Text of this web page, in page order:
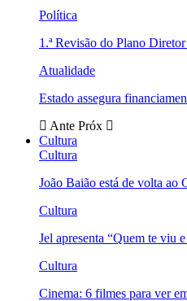
Política
1.ª Revisão do Plano
Atualidade
Estado assegura
Ante Próx
Cultura
Cultura
João Baião está de volta ao
Cultura
Jel apresenta “Quem te viu
Cultura
Cinema: 6 filmes para ver